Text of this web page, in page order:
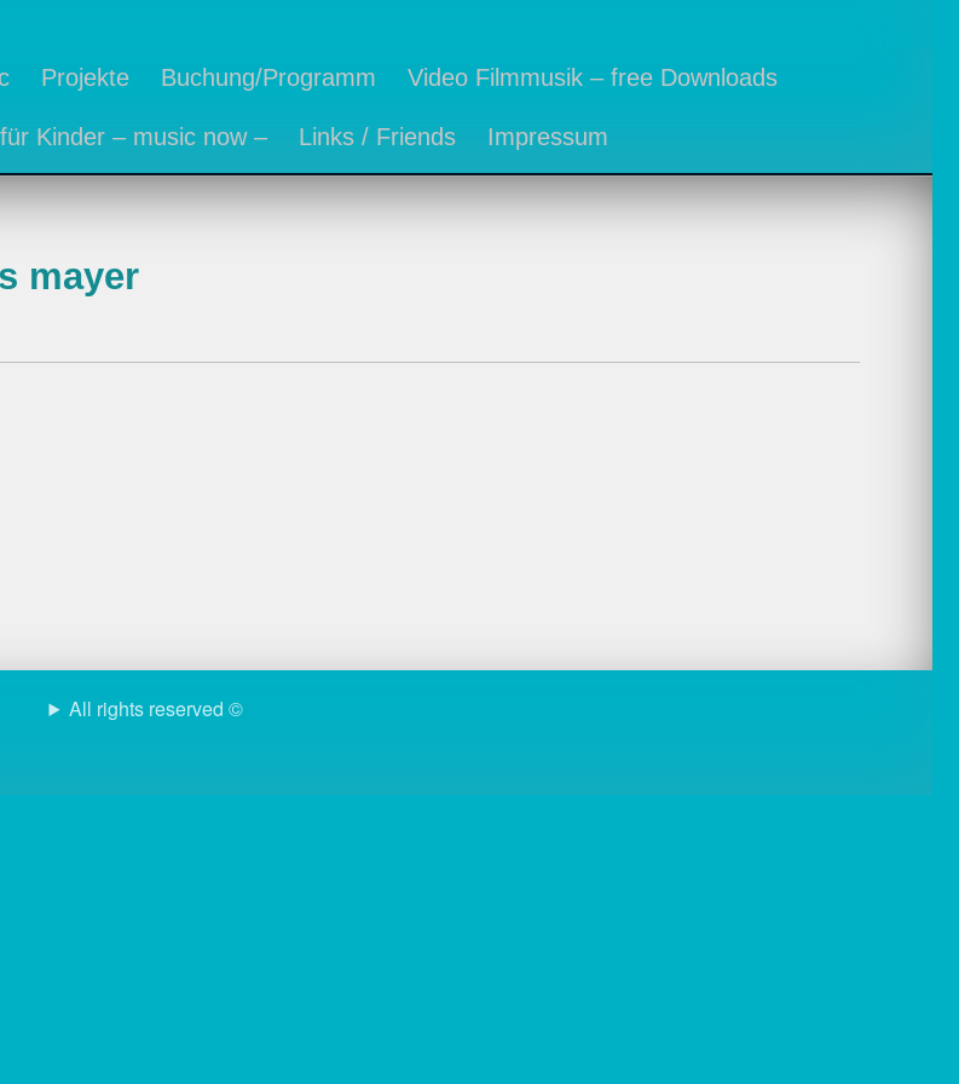
Projekte Buchung/Programm Video Filmmusik – free Downloads
Kinder – music now – Links / Friends Impressum
mayer
All rights reserved ©